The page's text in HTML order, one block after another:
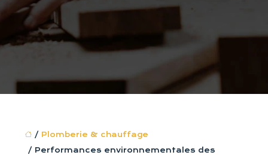
/ Plomberie & chauffage
/ Performances environnementales des